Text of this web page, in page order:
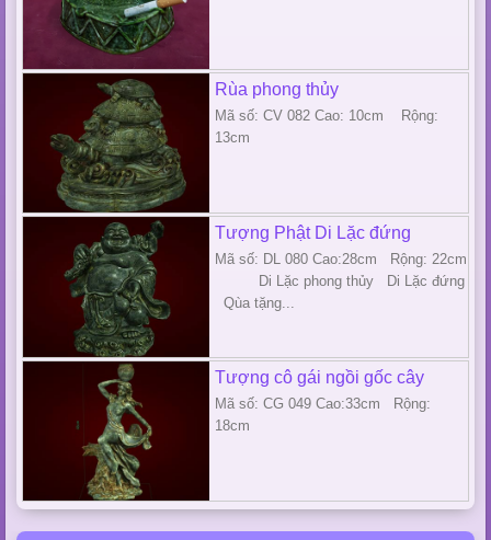
Rùa phong thủy
Mã số: CV 082 Cao: 10cm Rộng:
13cm
Tượng Phật Di Lặc đứng
Mã số: DL 080 Cao:28cm Rộng: 22cm
Di Lặc phong thủy Di Lặc đứng
Qùa tặng...
Tượng cô gái ngồi gốc cây
Mã số: CG 049 Cao:33cm Rộng:
18cm